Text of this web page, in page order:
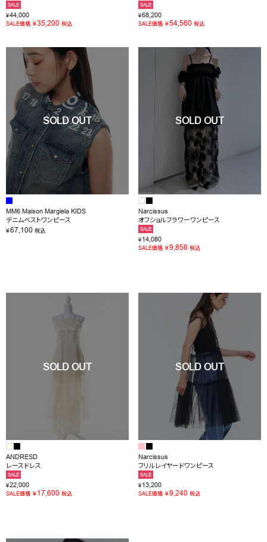
SALE
¥44,000
SALE価格 ¥35,200 税込
SALE
¥68,200
SALE価格 ¥54,560 税込
MM6 Maison Margiela KIDS
デニムベストワンピース
¥67,100 税込
Narcissus
オフショルフラワーワンピース
SALE
¥14,080
SALE価格 ¥9,856 税込
ANDRESD
レースドレス
SALE
¥22,000
SALE価格 ¥17,600 税込
Narcissus
フリルレイヤードワンピース
SALE
¥13,200
SALE価格 ¥9,240 税込